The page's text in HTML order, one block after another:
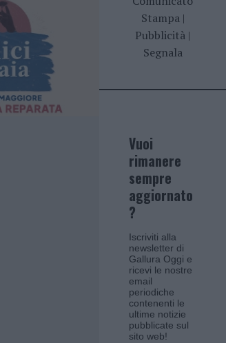
Stampa|
Pubblicità |
Segnala
Vuoi
rimanere
sempre
aggiornato
?
Iscriviti alla
newsletter di
Gallura Oggi e
ricevi le nostre
email
periodiche
contenenti le
ultime notizie
pubblicate sul
sito web!